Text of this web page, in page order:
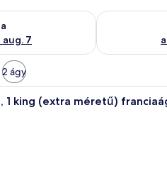
aug. 7
állás ellenőrzése: aug. 6 -
A holnapi
2 ágy
Egy szállodai szoba, nagy
1 king (extra méretű)